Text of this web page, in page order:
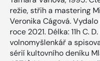
režie, střih a mastering
Veronika Cágová. Vydalo
roce 2021. Délka: 11h C.
volnomyšlenkář a
sérií kultovního deníku